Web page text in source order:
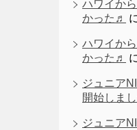
ハワイか
かった♬
ハワイか
かった♬
ジュニア
開始しまし
ジュニア